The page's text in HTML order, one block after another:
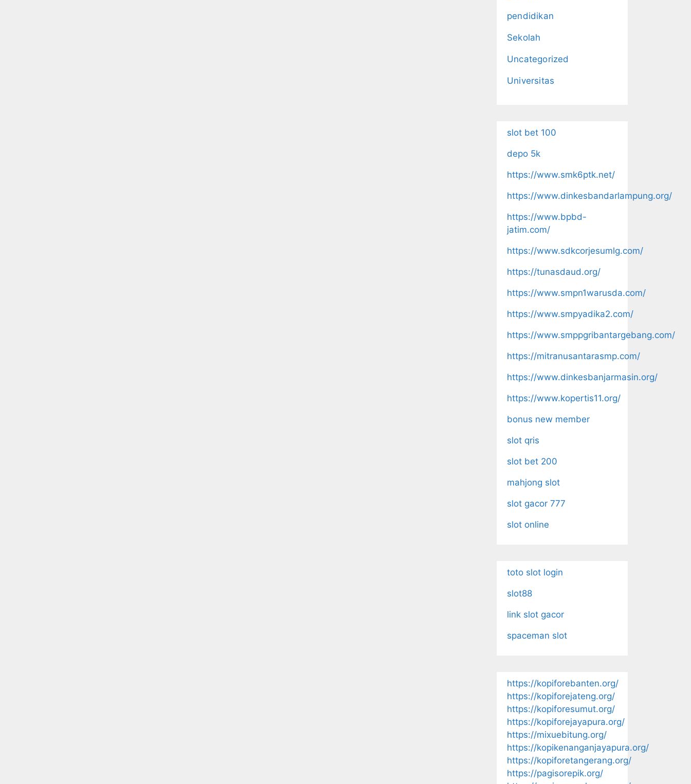
pendidikan
Sekolah
Uncategorized
Universitas
slot bet 100
depo 5k
https://www.smk6ptk.net/
https://www.dinkesbandarlampung.org/
https://www.bpbd-
jatim.com/
https://www.sdkcorjesumlg.com/
https://tunasdaud.org/
https://www.smpn1warusda.com/
https://www.smpyadika2.com/
https://www.smppgribantargebang.com/
https://mitranusantarasmp.com/
https://www.dinkesbanjarmasin.org/
https://www.kopertis11.org/
bonus new member
slot qris
slot bet 200
mahjong slot
slot gacor 777
slot online
toto slot login
slot88
link slot gacor
spaceman slot
https://kopiforebanten.org/
https://kopiforejateng.org/
https://kopiforesumut.org/
https://kopiforejayapura.org/
https://mixuebitung.org/
https://kopikenanganjayapura.org/
https://kopiforetangerang.org/
https://pagisorepik.org/